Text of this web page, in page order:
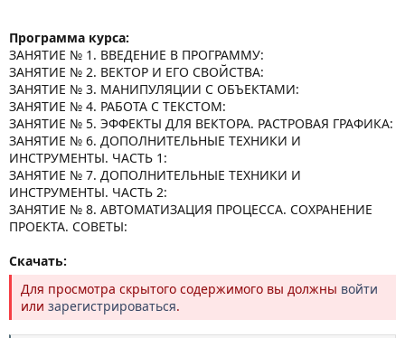
Программа курса:
ЗАНЯТИЕ № 1. ВВЕДЕНИЕ В ПРОГРАММУ:
ЗАНЯТИЕ № 2. ВЕКТОР И ЕГО СВОЙСТВА:
ЗАНЯТИЕ № 3. МАНИПУЛЯЦИИ С ОБЪЕКТАМИ:
ЗАНЯТИЕ № 4. РАБОТА С ТЕКСТОМ:
ЗАНЯТИЕ № 5. ЭФФЕКТЫ ДЛЯ ВЕКТОРА. РАСТРОВАЯ ГРАФИКА:
ЗАНЯТИЕ № 6. ДОПОЛНИТЕЛЬНЫЕ ТЕХНИКИ И
ИНСТРУМЕНТЫ. ЧАСТЬ 1:
ЗАНЯТИЕ № 7. ДОПОЛНИТЕЛЬНЫЕ ТЕХНИКИ И
ИНСТРУМЕНТЫ. ЧАСТЬ 2:
ЗАНЯТИЕ № 8. АВТОМАТИЗАЦИЯ ПРОЦЕССА. СОХРАНЕНИЕ
ПРОЕКТА. СОВЕТЫ:
Скачать:
Для просмотра скрытого содержимого вы должны войти
или зарегистрироваться.